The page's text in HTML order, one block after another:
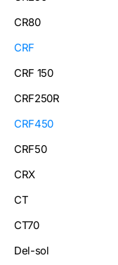
CR80
CRF
CRF 150
CRF250R
CRF450
CRF50
CRX
CT
CT70
Del-sol